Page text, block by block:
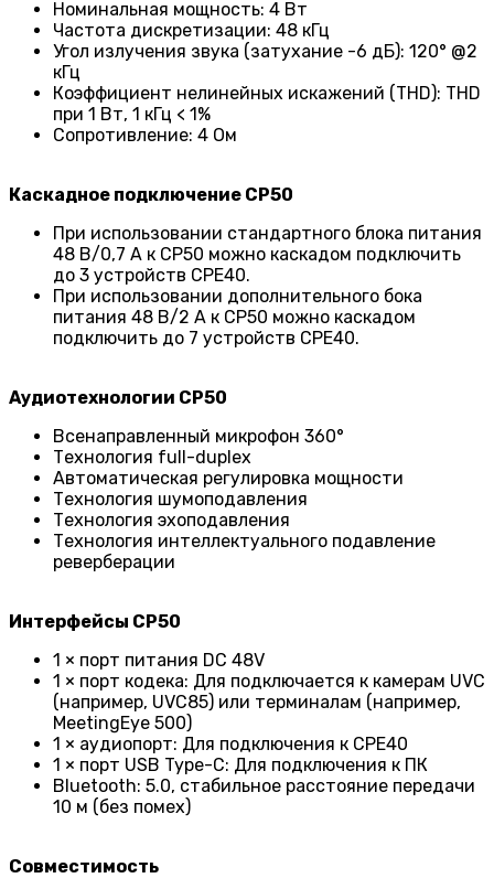
Номинальная мощность: 4 Вт
Частота дискретизации: 48 кГц
Угол излучения звука (затухание -6 дБ): 120° @2
кГц
Коэффициент нелинейных искажений (THD): THD
при 1 Вт, 1 кГц < 1%
Сопротивление: 4 Ом
Каскадное подключение CP50
При использовании стандартного блока питания
48 В/0,7 А к CP50 можно каскадом подключить
до 3 устройств CPE40.
При использовании дополнительного бока
питания 48 В/2 А к CP50 можно каскадом
подключить до 7 устройств CPE40.
Аудиотехнологии CP50
Всенаправленный микрофон 360°
Технология full-duplex
Автоматическая регулировка мощности
Технология шумоподавления
Технология эхоподавления
Технология интеллектуального подавление
реверберации
Интерфейсы CP50
1 × порт питания DC 48V
1 × порт кодека: Для подключается к камерам UVC
(например, UVC85) или терминалам (например,
MeetingEye 500)
1 × аудиопорт: Для подключения к CPE40
1 × порт USB Type-C: Для подключения к ПК
Bluetooth: 5.0, стабильное расстояние передачи
10 м (без помех)
Совместимость